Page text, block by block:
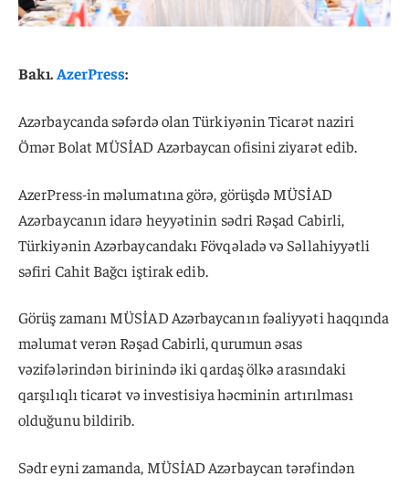
Bakı.AzerPress:
Azərbaycanda səfərdə olan Türkiyənin Ticarət naziri
Ömər Bolat MÜSİAD Azərbaycan ofisini ziyarət edib.
AzerPress-in məlumatına görə, görüşdə MÜSİAD
Azərbaycanın idarə heyyətinin sədri Rəşad Cabirli,
Türkiyənin Azərbaycandakı Fövqəladə və Səllahiyyətli
səfiri Cahit Bağcı iştirak edib.
Görüş zamanı MÜSİAD Azərbaycanın fəaliyyəti haqqında
məlumat verən Rəşad Cabirli, qurumun əsas
vəzifələrindən birinində iki qardaş ölkə arasındaki
qarşılıqlı ticarət və investisiya həcminin artırılması
olduğunu bildirib.
Sədr eyni zamanda, MÜSİAD Azərbaycan tərəfindən